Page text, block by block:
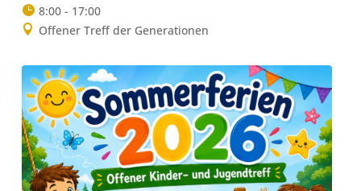
8:00 - 17:00
Offener Treff der Generationen